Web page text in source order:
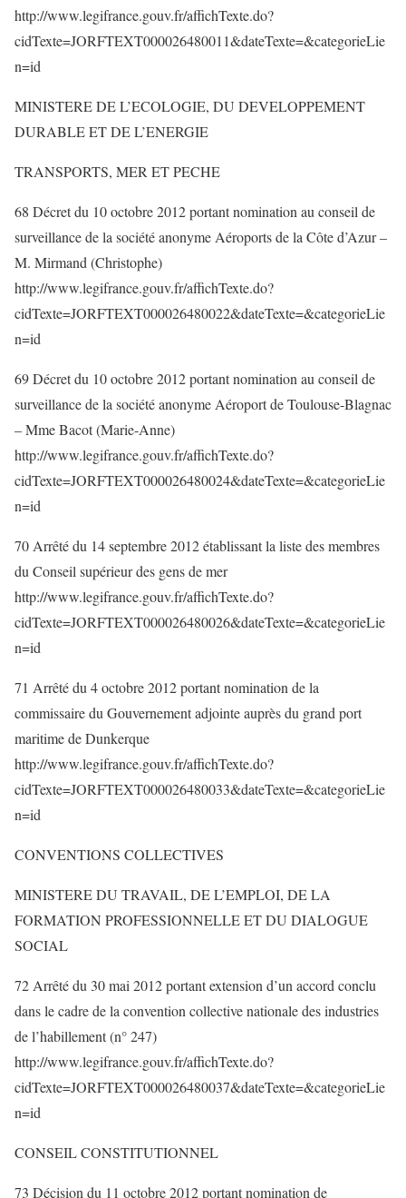
http://www.legifrance.gouv.fr/affichTexte.do?
cidTexte=JORFTEXT000026480011&dateTexte=&categorieLie
n=id
MINISTERE DE L’ECOLOGIE, DU DEVELOPPEMENT
DURABLE ET DE L’ENERGIE
TRANSPORTS, MER ET PECHE
68 Décret du 10 octobre 2012 portant nomination au conseil de
surveillance de la société anonyme Aéroports de la Côte d’Azur –
M. Mirmand (Christophe)
http://www.legifrance.gouv.fr/affichTexte.do?
cidTexte=JORFTEXT000026480022&dateTexte=&categorieLie
n=id
69 Décret du 10 octobre 2012 portant nomination au conseil de
surveillance de la société anonyme Aéroport de Toulouse-Blagnac
– Mme Bacot (Marie-Anne)
http://www.legifrance.gouv.fr/affichTexte.do?
cidTexte=JORFTEXT000026480024&dateTexte=&categorieLie
n=id
70 Arrêté du 14 septembre 2012 établissant la liste des membres
du Conseil supérieur des gens de mer
http://www.legifrance.gouv.fr/affichTexte.do?
cidTexte=JORFTEXT000026480026&dateTexte=&categorieLie
n=id
71 Arrêté du 4 octobre 2012 portant nomination de la
commissaire du Gouvernement adjointe auprès du grand port
maritime de Dunkerque
http://www.legifrance.gouv.fr/affichTexte.do?
cidTexte=JORFTEXT000026480033&dateTexte=&categorieLie
n=id
CONVENTIONS COLLECTIVES
MINISTERE DU TRAVAIL, DE L’EMPLOI, DE LA
FORMATION PROFESSIONNELLE ET DU DIALOGUE
SOCIAL
72 Arrêté du 30 mai 2012 portant extension d’un accord conclu
dans le cadre de la convention collective nationale des industries
de l’habillement (n° 247)
http://www.legifrance.gouv.fr/affichTexte.do?
cidTexte=JORFTEXT000026480037&dateTexte=&categorieLie
n=id
CONSEIL CONSTITUTIONNEL
73 Décision du 11 octobre 2012 portant nomination de